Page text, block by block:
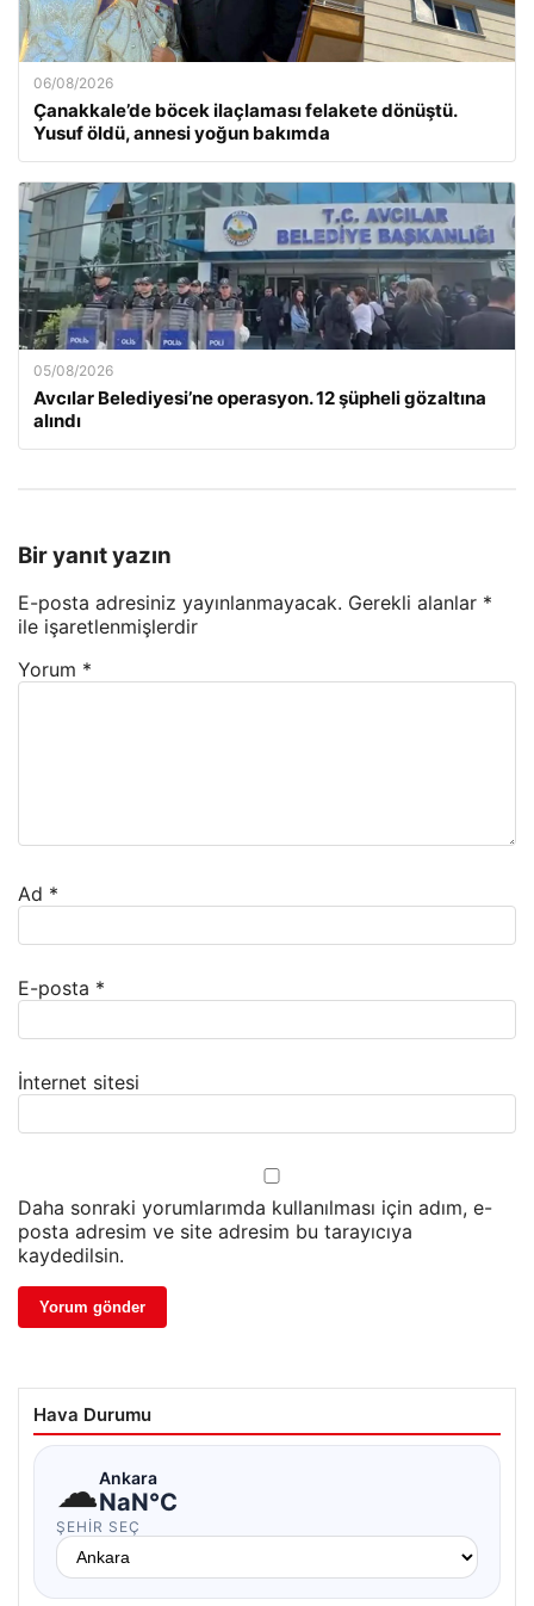
06/08/2026
Çanakkale’de böcek ilaçlaması felakete dönüştü.
Yusuf öldü, annesi yoğun bakımda
05/08/2026
Avcılar Belediyesi’ne operasyon. 12 şüpheli gözaltına
alındı
Bir yanıt yazın
E-posta adresiniz yayınlanmayacak. Gerekli alanlar *
ile işaretlenmişlerdir
Yorum *
Ad *
E-posta *
İnternet sitesi
Daha sonraki yorumlarımda kullanılması için adım, e-
posta adresim ve site adresim bu tarayıcıya
kaydedilsin.
Hava Durumu
☁Ankara
NaN°C
ŞEHIR SEÇ